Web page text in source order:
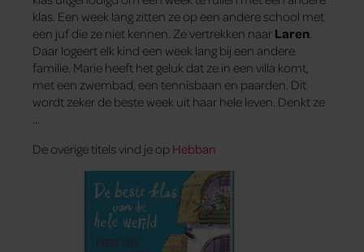
klas. Een week lang zitten ze op een andere school met
een juf die ze niet kennen. Ze vertrekken naar Laren.
Daar logeert elk kind een week lang bij een andere
familie. Marie heeft het geluk dat ze in een villa komt,
met een zwembad, een tennisbaan en paarden. Dit
wordt zeker de beste week uit haar hele leven. Denkt ze
…
De overige titels vind je op Hebban